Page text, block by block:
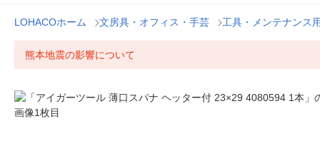
LOHACOホーム 文房具・オフィス・手芸 工具・メンテナンス
熊本地震の影響について